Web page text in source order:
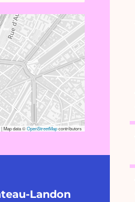
|Map data ©OpenStreetMapcontributors
Landon